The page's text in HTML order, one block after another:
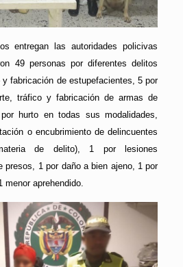
entregan las autoridades policivas
49 personas por diferentes delitos
fabricación de estupefacientes, 5 por
tráfico y fabricación de armas de
hurto en todas sus modalidades,
o encubrimiento de delincuentes
de delito), 1 por lesiones
presos, 1 por daño a bien ajeno, 1 por
aprehendido.